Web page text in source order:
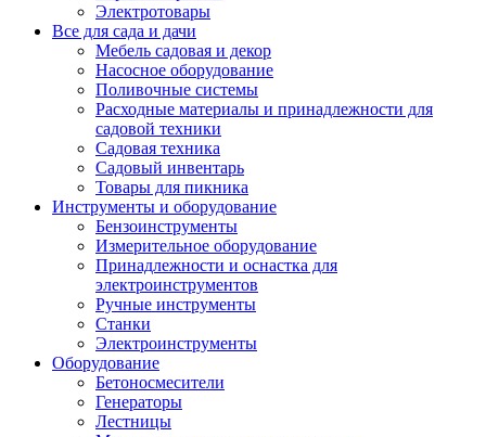
Электротовары
Все для сада и дачи
Мебель садовая и декор
Насосное оборудование
Поливочные системы
Расходные материалы и принадлежности для
садовой техники
Садовая техника
Садовый инвентарь
Товары для пикника
Инструменты и оборудование
Бензоинструменты
Измерительное оборудование
Принадлежности и оснастка для
электроинструментов
Ручные инструменты
Станки
Электроинструменты
Оборудование
Бетоносмесители
Генераторы
Лестницы